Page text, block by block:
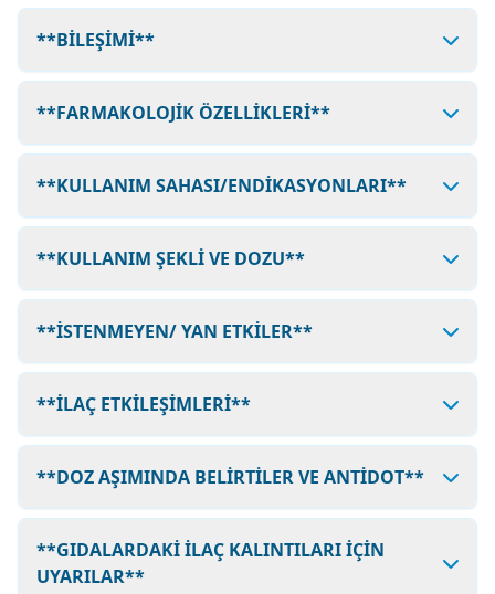
**BİLEŞİMİ**
**FARMAKOLOJİK ÖZELLİKLERİ**
**KULLANIM SAHASI/ENDİKASYONLARI**
**KULLANIM ŞEKLİ VE DOZU**
**İSTENMEYEN/ YAN ETKİLER**
**İLAÇ ETKİLEŞİMLERİ**
**DOZ AŞIMINDA BELİRTİLER VE ANTİDOT**
**GIDALARDAKİ İLAÇ KALINTILARI İÇİN
UYARILAR**